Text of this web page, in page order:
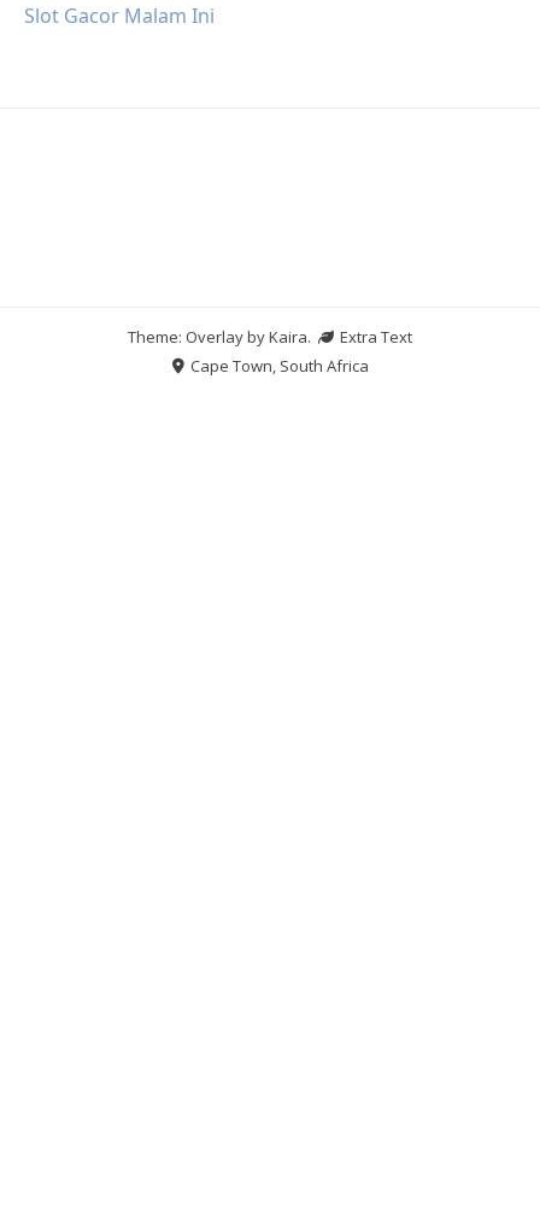
Slot Gacor Malam Ini
Theme: Overlay byKaira.
Extra Text
Cape Town, South Africa